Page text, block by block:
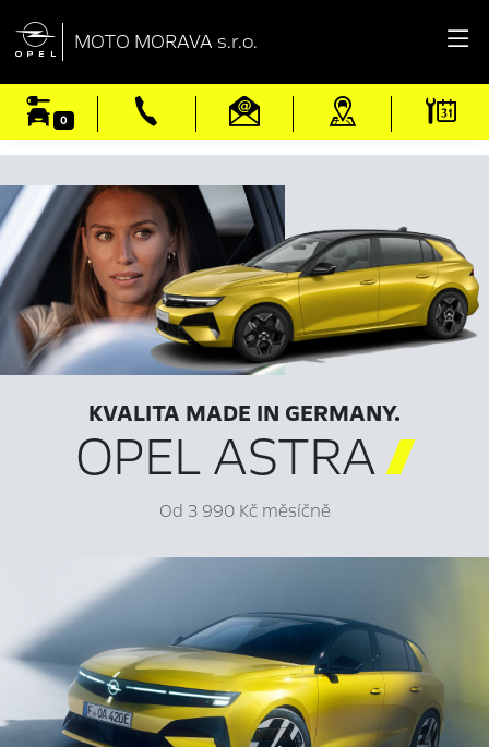
 MOTO MORAVA s.r.o.
0
KVALITA MADE IN GERMANY.
OPEL ASTRA
Od 3 990 Kč měsíčně